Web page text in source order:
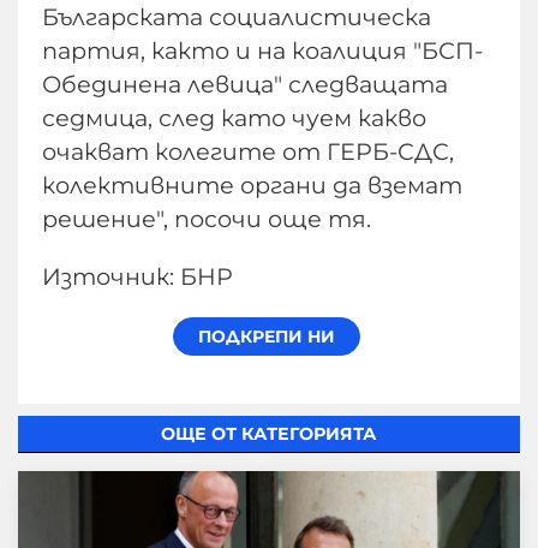
Българската социалистическа
партия, както и на коалиция "БСП-
Обединена левица" следващата
седмица, след като чуем какво
очакват колегите от ГЕРБ-СДС,
колективните органи да вземат
решение", посочи още тя.
Източник: БНР
ОЩЕ ОТ КАТЕГОРИЯТА